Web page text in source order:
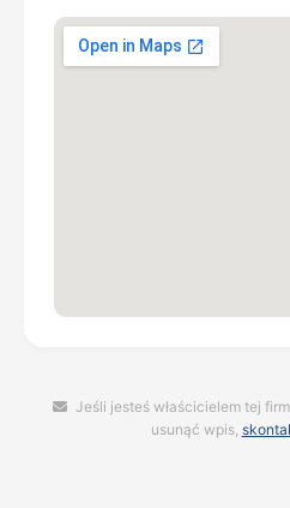
Jeśli jesteś właścicielem tej
usunąć wpis,